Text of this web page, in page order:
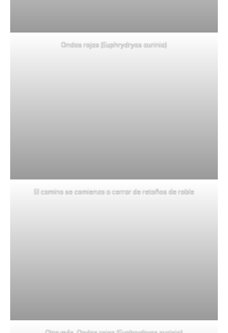
Ondas rojas (Euphrydryas aurinia)
El camino se comienza a cerrar de retoños de roble